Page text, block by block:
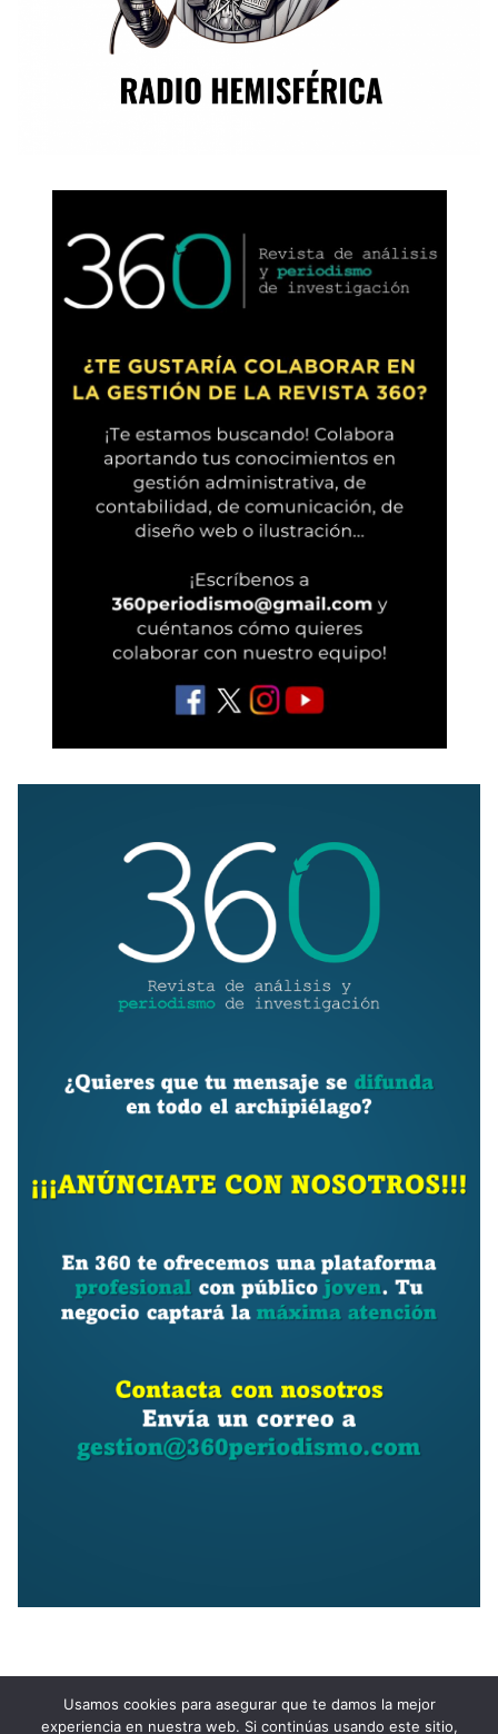
Usamos cookies para asegurar que te damos la mejor
experiencia en nuestra web. Si continúas usando este sitio,